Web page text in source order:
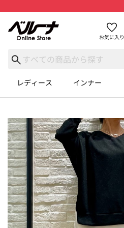
お気に入り
レディース インナー